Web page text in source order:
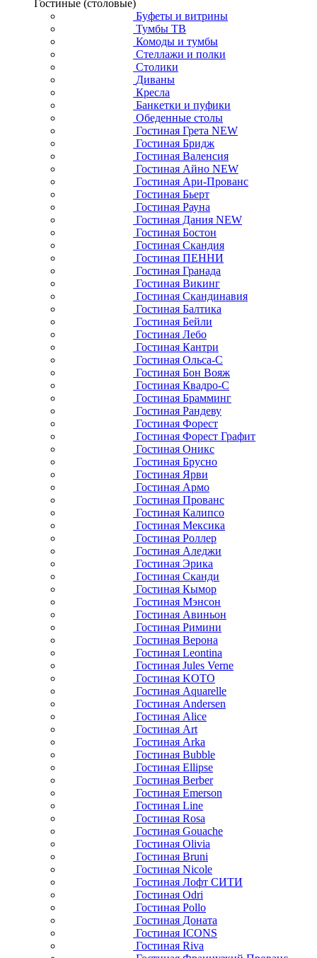
Гостиные (столовые)
Буфеты и витрины
Тумбы ТВ
Комоды и тумбы
Стеллажи и полки
Столики
Диваны
Кресла
Банкетки и пуфики
Обеденные столы
Гостиная Грета NEW
Гостиная Бридж
Гостиная Валенсия
Гостиная Айно NEW
Гостиная Ари-Прованс
Гостиная Бьерт
Гостиная Рауна
Гостиная Дания NEW
Гостиная Бостон
Гостиная Скандия
Гостиная ПЕННИ
Гостиная Гранада
Гостиная Викинг
Гостиная Скандинавия
Гостиная Балтика
Гостиная Бейли
Гостиная Лебо
Гостиная Кантри
Гостиная Ольса-С
Гостиная Бон Вояж
Гостиная Квадро-С
Гостиная Брамминг
Гостиная Рандеву
Гостиная Форест
Гостиная Форест Графит
Гостиная Оникс
Гостиная Брусно
Гостиная Ярви
Гостиная Армо
Гостиная Прованс
Гостиная Калипсо
Гостиная Мексика
Гостиная Роллер
Гостиная Аледжи
Гостиная Эрика
Гостиная Сканди
Гостиная Кымор
Гостиная Мэнсон
Гостиная Авиньон
Гостиная Римини
Гостиная Верона
Гостиная Leontina
Гостиная Jules Verne
Гостиная KOTO
Гостиная Aquarelle
Гостиная Andersen
Гостиная Alice
Гостиная Art
Гостиная Arka
Гостиная Bubble
Гостиная Ellipse
Гостиная Berber
Гостиная Emerson
Гостиная Line
Гостиная Rosa
Гостиная Gouache
Гостиная Olivia
Гостиная Bruni
Гостиная Nicole
Гостиная Лофт СИТИ
Гостиная Odri
Гостиная Pollo
Гостиная Доната
Гостиная ICONS
Гостиная Riva